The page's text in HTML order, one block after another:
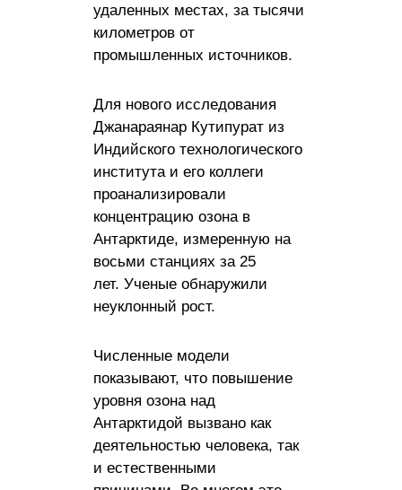
удаленных местах, за тысячи
километров от
промышленных источников.
Для нового исследования
Джанараянар Кутипурат из
Индийского технологического
института и его коллеги
проанализировали
концентрацию озона в
Антарктиде, измеренную на
восьми станциях за 25
лет. Ученые обнаружили
неуклонный рост.
Численные модели
показывают, что повышение
уровня озона над
Антарктидой вызвано как
деятельностью человека, так
и естественными